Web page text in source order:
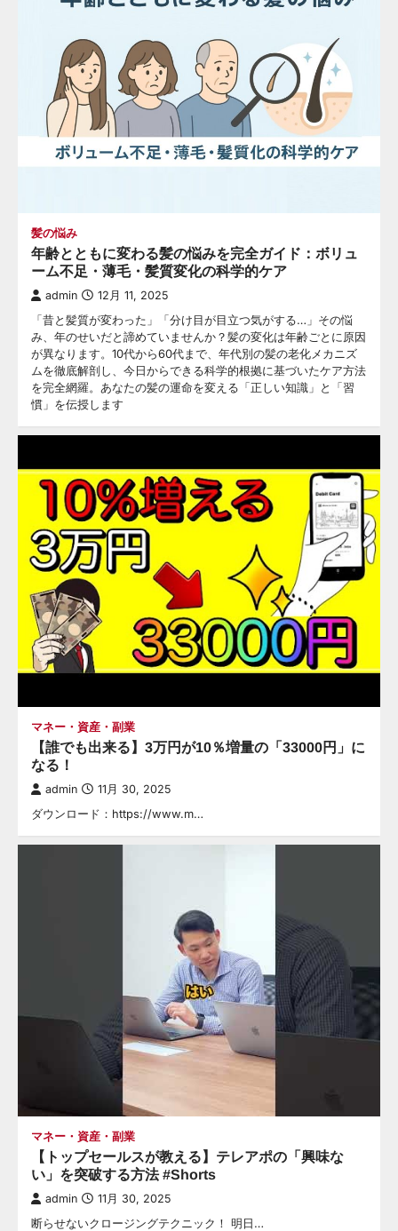
髪の悩み
年齢とともに変わる髪の悩みを完全ガイド：ボリュ
ーム不足・薄毛・髪質変化の科学的ケア
admin 12月 11, 2025
「昔と髪質が変わった」「分け目が目立つ気がする…」その悩
み、年のせいだと諦めていませんか？髪の変化は年齢ごとに原因
が異なります。10代から60代まで、年代別の髪の老化メカニズ
ムを徹底解剖し、今日からできる科学的根拠に基づいたケア方法
を完全網羅。あなたの髪の運命を変える「正しい知識」と「習
慣」を伝授します
マネー・資産・副業
【誰でも出来る】3万円が10％増量の「33000円」に
なる！
admin 11月 30, 2025
ダウンロード：https://www.m…
マネー・資産・副業
【トップセールスが教える】テレアポの「興味な
い」を突破する方法 #Shorts
admin 11月 30, 2025
断らせないクロージングテクニック！ 明日…